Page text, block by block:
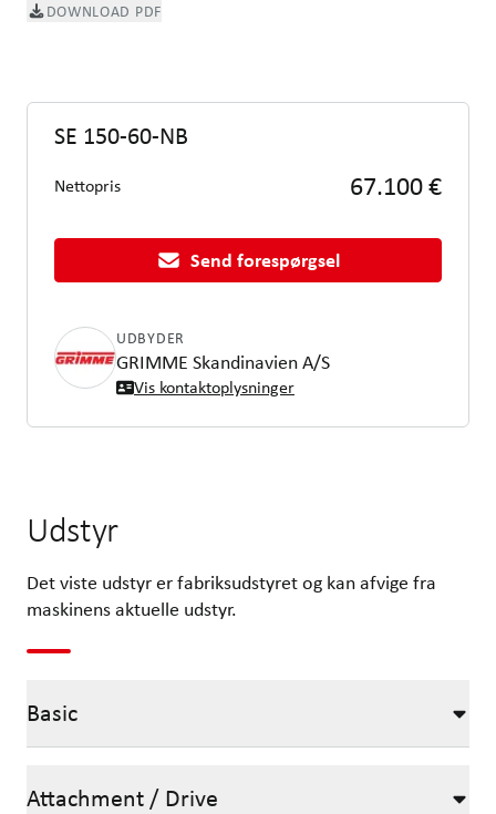
DOWNLOAD PDF
SE 150-60-NB
Nettopris 67.100 €
Send forespørgsel
UDBYDER
GRIMME Skandinavien A/S
Vis kontaktoplysninger
Udstyr
Det viste udstyr er fabriksudstyret og kan afvige fra
maskinens aktuelle udstyr.
Basic
Attachment / Drive